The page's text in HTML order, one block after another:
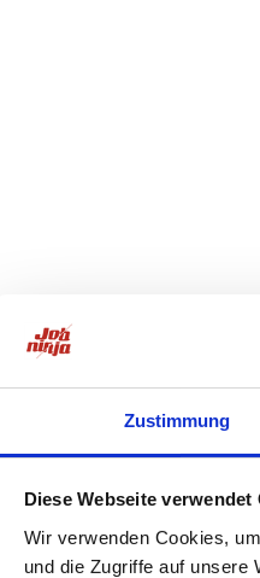
Zustimmung
Diese Webseite verwendet
Wir verwenden Cookies,
und die Zugriffe auf unsere